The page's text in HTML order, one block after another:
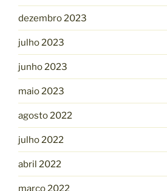
dezembro 2023
julho 2023
junho 2023
maio 2023
agosto 2022
julho 2022
abril 2022
março 2022